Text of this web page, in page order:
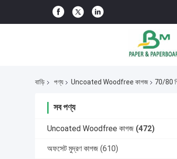
বাড়ি পণ্য Uncoated Woodfree কাগজ 70/80
সব পণ্য
Uncoated Woodfree কাগজ (472)
অফসেট মুদ্রণ কাগজ (610)